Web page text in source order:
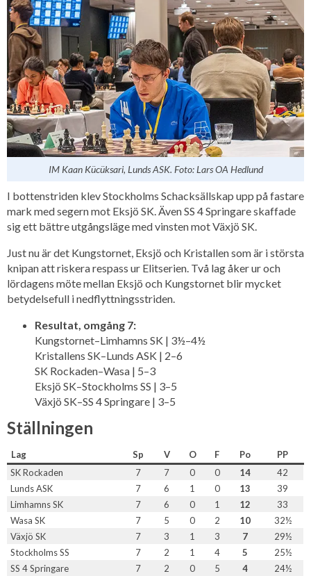
IM Kaan Kücüksari, Lunds ASK. Foto: Lars OA Hedlund
I bottenstriden klev Stockholms Schacksällskap upp på fastare
mark med segern mot Eksjö SK. Även SS 4 Springare skaffade
sig ett bättre utgångsläge med vinsten mot Växjö SK.
Just nu är det Kungstornet, Eksjö och Kristallen som är i största
knipan att riskera respass ur Elitserien. Två lag åker ur och
lördagens möte mellan Eksjö och Kungstornet blir mycket
betydelsefull i nedflyttningsstriden.
Resultat, omgång 7:
Kungstornet–Limhamns SK | 3½–4½
Kristallens SK–Lunds ASK | 2–6
SK Rockaden–Wasa | 5–3
Eksjö SK–Stockholms SS | 3–5
Växjö SK–SS 4 Springare | 3–5
Ställningen
Lag Sp V O F Po
PP
SK Rockaden
7 7 0 0 14
42
Lunds ASK
7 6 1 0 13
39
Limhamns SK
7 6 0 1 12
33
Wasa SK
7 5 0 2 10
32½
Växjö SK
7 3 1 3 7
29½
Stockholms SS
7 2 1 4 5
25½
SS 4 Springare
7 2 0 5 4 24½